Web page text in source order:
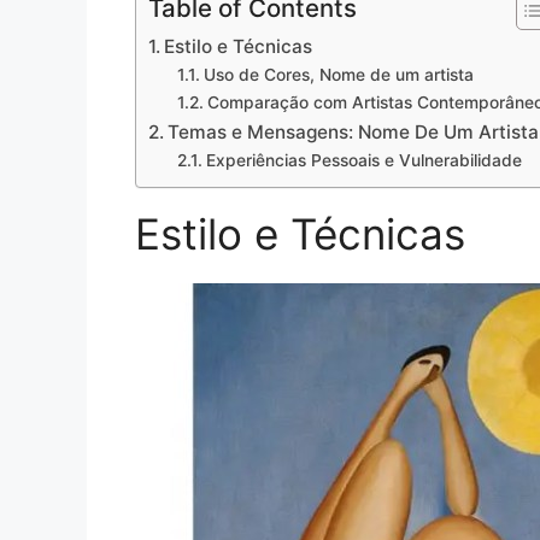
Table of Contents
Estilo e Técnicas
Uso de Cores, Nome de um artista
Comparação com Artistas
Temas e Mensagens: Nome De Um Artista
Experiências Pessoais e Vulnerabilidade
Estilo e Técnicas